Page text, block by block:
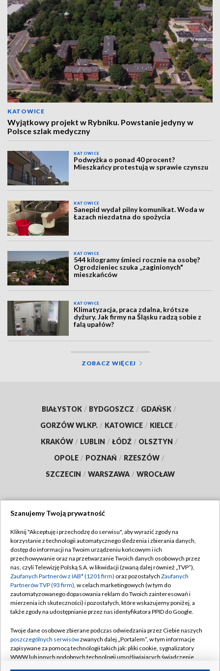
KATOWICE
Wyjątkowy projekt w Rybniku. Powstanie jedyny w
Polsce szlak medyczny
KATOWICE
Podwyżka o ponad 40 procent?
Mieszkańcy protestują w sprawie czynszu
KATOWICE
Sanepid wydał pilny komunikat. Woda w
Łazach niezdatna do spożycia
KATOWICE
544 kilogramy śmieci rocznie na osobę?
Ogrodzieniec szuka „zaginionych"
mieszkańców
KATOWICE
Klimatyzacja, praca zdalna, krótsze
dyżury. Jak firmy na Śląsku radzą sobie z
falą upałów?
ZOBACZ WIĘCEJ
BIAŁYSTOK / BYDGOSZCZ / GDAŃSK /
GORZÓW WLKP. / KATOWICE / KIELCE /
KRAKÓW / LUBLIN / ŁÓDŹ / OLSZTYN /
OPOLE / POZNAŃ / RZESZÓW /
SZCZECIN / WARSZAWA / WROCŁAW
TVP
Abonament TVP
Emisja w TVP
Centrum informacji TVP
Naziemna Telewizja Cyfrowa
Rada Programowa
System NOS
Regulamin TVP
Polityka prywatności
Moje zgody
Pomoc
Kontakt
Szanujemy Twoją prywatność
Kliknij "Akceptuję i przechodzę do serwisu", aby wyrazić zgody na
korzystanie z technologii automatycznego śledzenia i zbierania danych,
dostęp do informacji na Twoim urządzeniu końcowym i ich
przechowywanie oraz na przetwarzanie Twoich danych osobowych przez
nas, czyli Telewizję Polską S.A. w likwidacji (zwaną dalej również „TVP”),
Zaufanych Partnerów z IAB* (1201 firm) oraz pozostałych Zaufanych
Partnerów TVP (93 firm), w celach marketingowych (w tym do
zautomatyzowanego dopasowania reklam do Twoich zainteresowań i
mierzenia ich skuteczności) i pozostałych, które wskazujemy poniżej, a
także zgody na udostępnianie przez nas identyfikatora PPID do Google.
Twoje dane osobowe zbierane podczas odwiedzania przez Ciebie naszych
poszczególnych serwisówzwanych dalej „Portalem”, w tym informacje
zapisywane za pomocą technologii takich jak: pliki cookie, sygnalizatory
WWW lub innych podobnych technologii umożliwiających świadczenie